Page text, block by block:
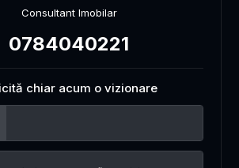
Consultant Imobilar
0784040221
chiar acum o vizionare